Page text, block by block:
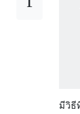
มีวิธี